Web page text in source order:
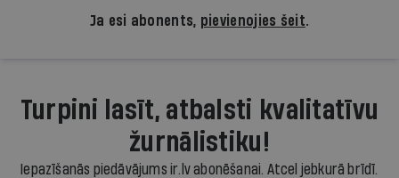
Ja esi abonents, pievienojies šeit.
Turpini lasīt, atbalsti kvalitatīvu
žurnālistiku!
Iepazīšanās piedāvājums ir.lv abonēšanai. Atcel jebkurā brīdī.